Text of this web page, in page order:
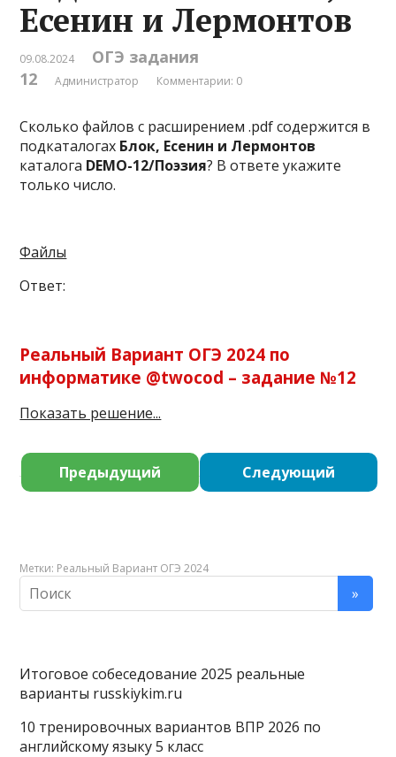
Есенин и Лермонтов
09.08.2024
ОГЭ задания
12
Администратор Комментарии: 0
Сколько файлов с расширением .pdf содержится в
подкаталогах Блок, Есенин и Лермонтов
каталога DEMO-12/Поэзия? В ответе укажите
только число.
Файлы
Ответ:
Реальный Вариант ОГЭ 2024 по
информатике @twocod – задание №12
Показать решение...
Предыдущий Следующий
Метки: Реальный Вариант ОГЭ 2024
Итоговое собеседование 2025 реальные
варианты russkiykim.ru
10 тренировочных вариантов ВПР 2026 по
английскому языку 5 класс